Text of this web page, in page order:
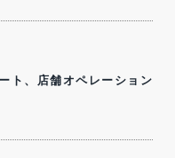
ト、店舗オペレーション